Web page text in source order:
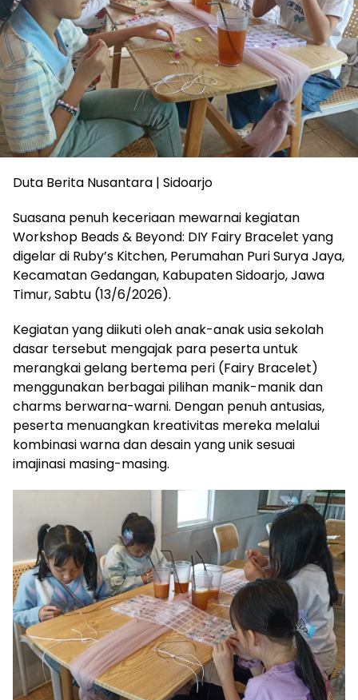
Duta Berita Nusantara | Sidoarjo
Suasana penuh keceriaan mewarnai kegiatan
Workshop Beads & Beyond: DIY Fairy Bracelet yang
digelar di Ruby’s Kitchen, Perumahan Puri Surya Jaya,
Kecamatan Gedangan, Kabupaten Sidoarjo, Jawa
Timur, Sabtu (13/6/2026).
Kegiatan yang diikuti oleh anak-anak usia sekolah
dasar tersebut mengajak para peserta untuk
merangkai gelang bertema peri (Fairy Bracelet)
menggunakan berbagai pilihan manik-manik dan
charms berwarna-warni. Dengan penuh antusias,
peserta menuangkan kreativitas mereka melalui
kombinasi warna dan desain yang unik sesuai
imajinasi masing-masing.